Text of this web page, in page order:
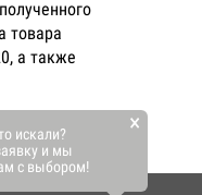
товара
а также
искали?
и мы
с выбором!
×